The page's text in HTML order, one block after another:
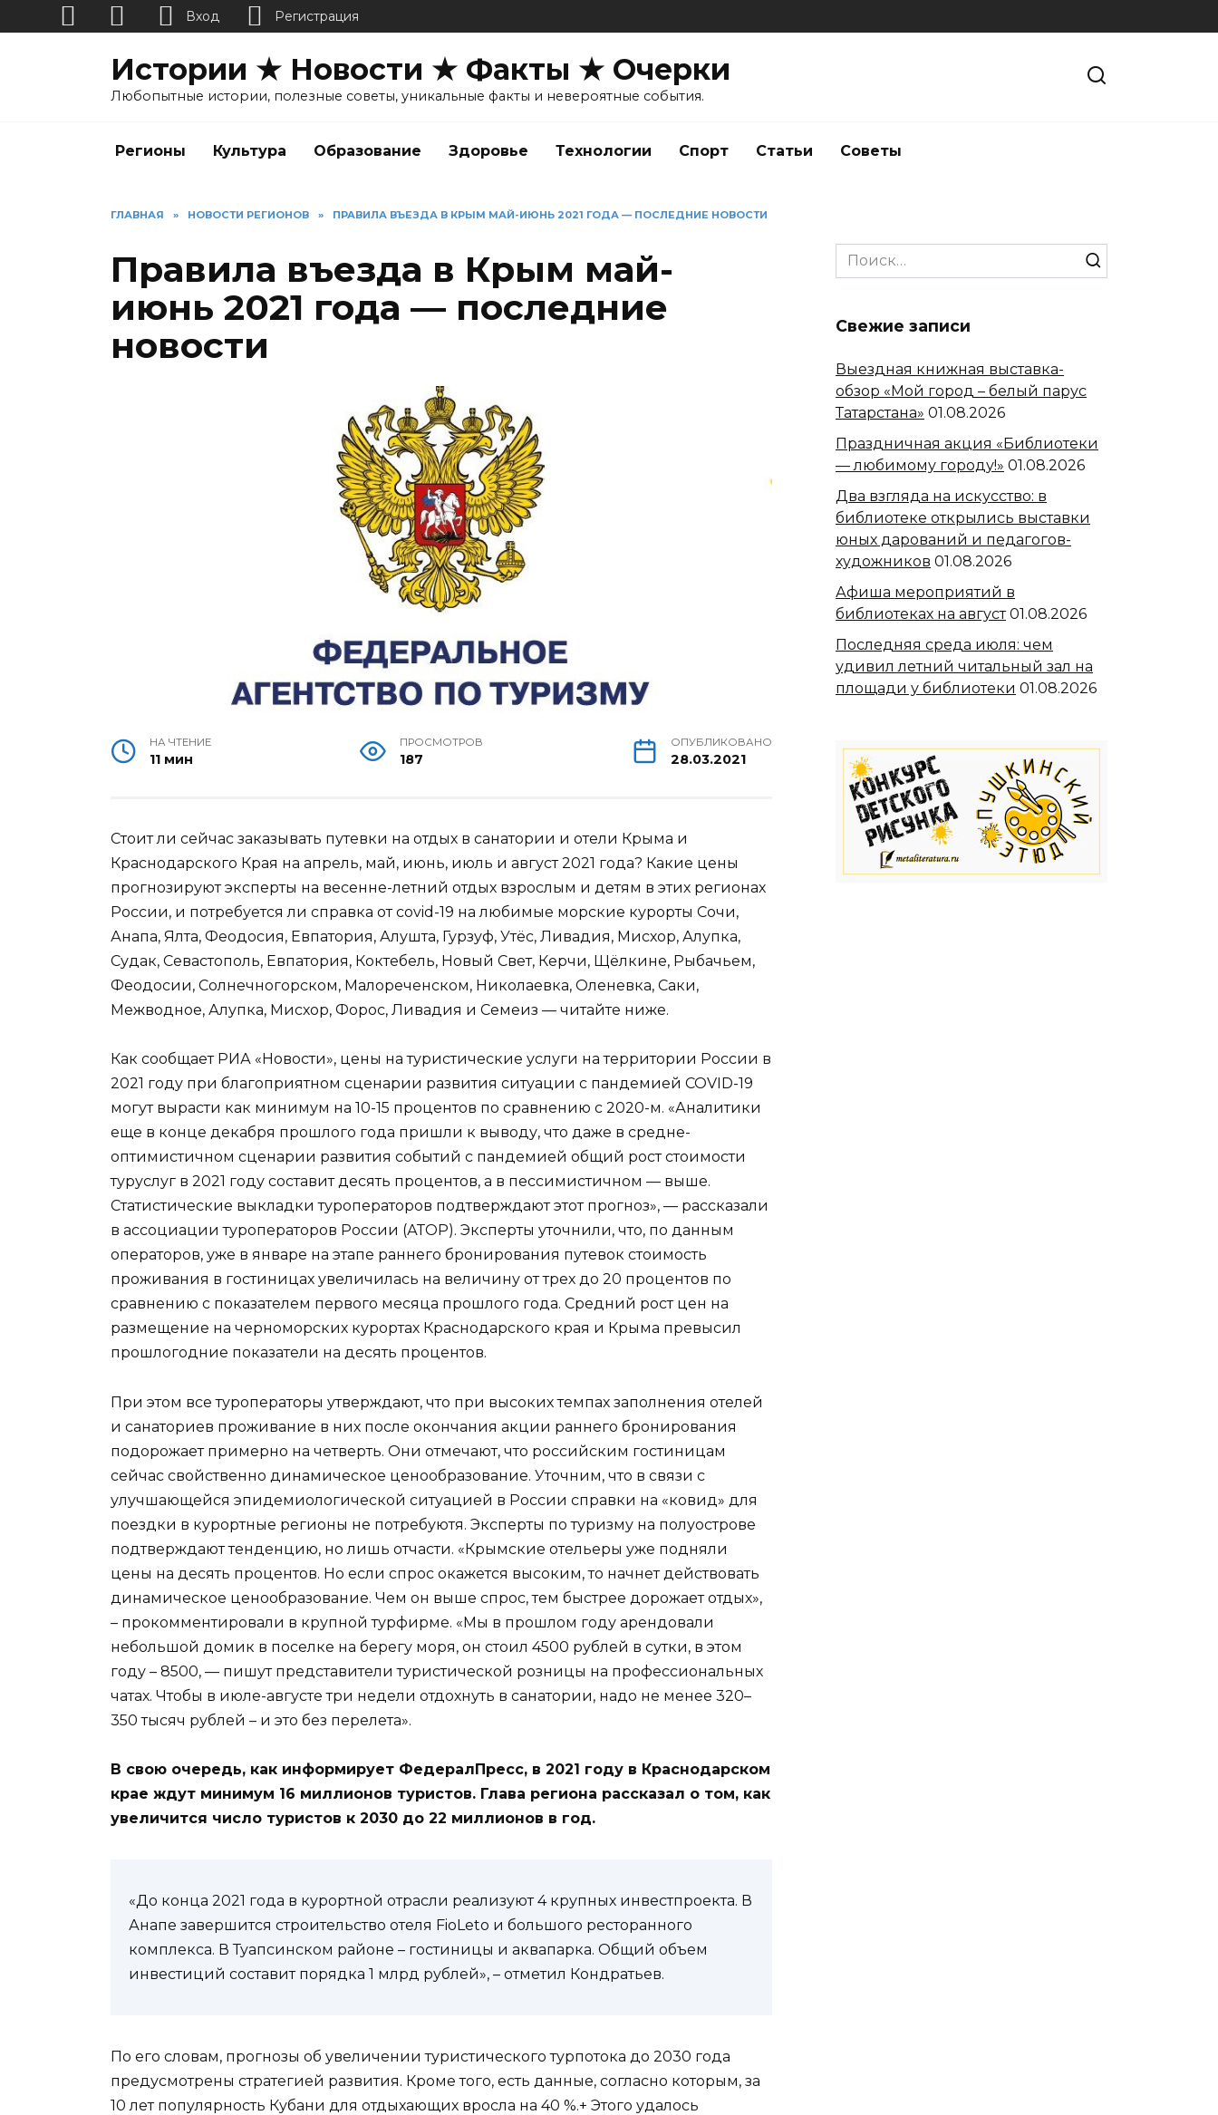
Истории ★ Новости ★ Факты ★ Очерки
Любопытные истории, полезные советы, уникальные факты и невероятные события.
Регионы Культура Образование Здоровье Технологии Спорт Статьи Советы
ГЛАВНАЯ » НОВОСТИ РЕГИОНОВ » ПРАВИЛА ВЪЕЗДА В КРЫМ МАЙ-ИЮНЬ 2021 ГОДА — ПОСЛЕДНИЕ НОВОСТИ
Правила въезда в Крым май-
июнь 2021 года — последние
новости
НА ЧТЕНИЕ
11 мин
ПРОСМОТРОВ
187
ОПУБЛИКОВАНО
28.03.2021
Стоит ли сейчас заказывать путевки на отдых в санатории и отели Крыма и
Краснодарского Края на апрель, май, июнь, июль и август 2021 года? Какие цены
прогнозируют эксперты на весенне-летний отдых взрослым и детям в этих регионах
России, и потребуется ли справка от covid-19 на любимые морские курорты Сочи,
Анапа, Ялта, Феодосия, Евпатория, Алушта, Гурзуф, Утёс, Ливадия, Мисхор, Алупка,
Судак, Севастополь, Евпатория, Коктебель, Новый Свет, Керчи, Щёлкине, Рыбачьем,
Феодосии, Солнечногорском, Малореченском, Николаевка, Оленевка, Саки,
Межводное, Алупка, Мисхор, Форос, Ливадия и Семеиз — читайте ниже.
Как сообщает РИА «Новости», цены на туристические услуги на территории России в
2021 году при благоприятном сценарии развития ситуации с пандемией COVID-19
могут вырасти как минимум на 10-15 процентов по сравнению с 2020-м. «Аналитики
еще в конце декабря прошлого года пришли к выводу, что даже в средне-
оптимистичном сценарии развития событий с пандемией общий рост стоимости
туруслуг в 2021 году составит десять процентов, а в пессимистичном — выше.
Статистические выкладки туроператоров подтверждают этот прогноз», — рассказали
в ассоциации туроператоров России (АТОР). Эксперты уточнили, что, по данным
операторов, уже в январе на этапе раннего бронирования путевок стоимость
проживания в гостиницах увеличилась на величину от трех до 20 процентов по
сравнению с показателем первого месяца прошлого года. Средний рост цен на
размещение на черноморских курортах Краснодарского края и Крыма превысил
прошлогодние показатели на десять процентов.
При этом все туроператоры утверждают, что при высоких темпах заполнения отелей
и санаториев проживание в них после окончания акции раннего бронирования
подорожает примерно на четверть. Они отмечают, что российским гостиницам
сейчас свойственно динамическое ценообразование. Уточним, что в связи с
улучшающейся эпидемиологической ситуацией в России справки на «ковид» для
поездки в курортные регионы не потребуютя. Эксперты по туризму на полуострове
подтверждают тенденцию, но лишь отчасти. «Крымские отельеры уже подняли
цены на десять процентов. Но если спрос окажется высоким, то начнет действовать
динамическое ценообразование. Чем он выше спрос, тем быстрее дорожает отдых»,
– прокомментировали в крупной турфирме. «Мы в прошлом году арендовали
небольшой домик в поселке на берегу моря, он стоил 4500 рублей в сутки, в этом
году – 8500, — пишут представители туристической розницы на профессиональных
чатах. Чтобы в июле-августе три недели отдохнуть в санатории, надо не менее 320–
350 тысяч рублей – и это без перелета».
В свою очередь, как информирует ФедералПресс, в 2021 году в Краснодарском
крае ждут минимум 16 миллионов туристов. Глава региона рассказал о том, как
увеличится число туристов к 2030 до 22 миллионов в год.
«До конца 2021 года в курортной отрасли реализуют 4 крупных инвестпроекта. В
Анапе завершится строительство отеля FioLeto и большого ресторанного
комплекса. В Туапсинском районе – гостиницы и аквапарка. Общий объем
инвестиций составит порядка 1 млрд рублей», – отметил Кондратьев.
По его словам, прогнозы об увеличении туристического турпотока до 2030 года
предусмотрены стратегией развития. Кроме того, есть данные, согласно которым, за
10 лет популярность Кубани для отдыхающих вросла на 40 %.+ Этого удалось
Search
for:
Свежие записи
Выездная книжная выставка-
обзор «Мой город – белый парус
Татарстана» 01.08.2026
Праздничная акция «Библиотеки
— любимому городу!» 01.08.2026
Два взгляда на искусство: в
библиотеке открылись выставки
юных дарований и педагогов-
художников 01.08.2026
Афиша мероприятий в
библиотеках на август 01.08.2026
Последняя среда июля: чем
удивил летний читальный зал на
площади у библиотеки 01.08.2026
Вход Регистрация